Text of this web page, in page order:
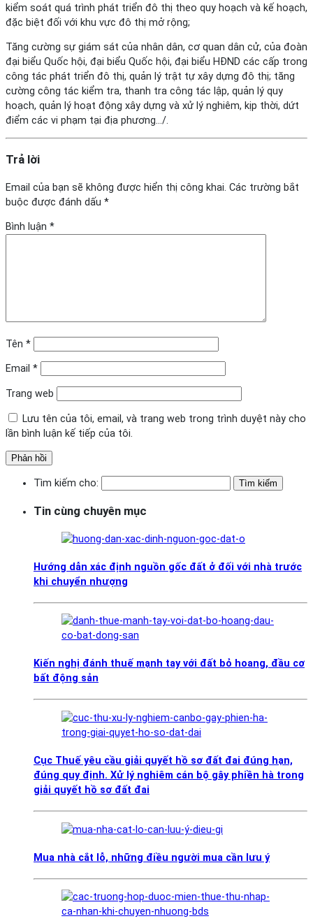
kiểm soát quá trình phát triển đô thị theo quy hoạch và kế hoạch,
đặc biệt đối với khu vực đô thị mở rộng;
Tăng cường sự giám sát của nhân dân, cơ quan dân cử, của đoàn
đại biểu Quốc hội, đại biểu Quốc hội, đại biểu HĐND các cấp trong
công tác phát triển đô thị, quản lý trật tự xây dựng đô thị; tăng
cường công tác kiểm tra, thanh tra công tác lập, quản lý quy
hoạch, quản lý hoạt động xây dựng và xử lý nghiêm, kịp thời, dứt
điểm các vi phạm tại địa phương…/.
Trả lời
Email của bạn sẽ không được hiển thị công khai. Các trường bắt
buộc được đánh dấu *
Bình luận *
Tên *
Email *
Trang web
Lưu tên của tôi, email, và trang web trong trình duyệt này cho
lần bình luận kế tiếp của tôi.
Tìm kiếm cho:
Tin cùng chuyên mục
Hướng dẫn xác định nguồn gốc đất ở đối với nhà trước
khi chuyển nhượng
Kiến nghị đánh thuế mạnh tay với đất bỏ hoang, đầu cơ
bất động sản
Cục Thuế yêu cầu giải quyết hồ sơ đất đai đúng hạn,
đúng quy định. Xử lý nghiêm cán bộ gây phiền hà trong
giải quyết hồ sơ đất đai
Mua nhà cắt lỗ, những điều người mua cần lưu ý